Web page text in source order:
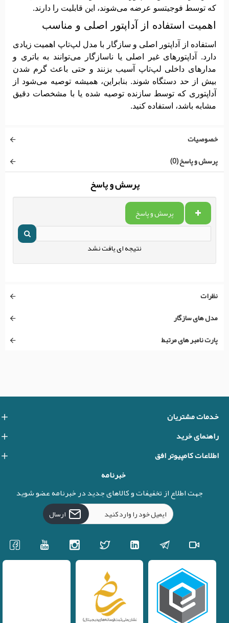
که توسط فوجیتسو عرضه می‌شوند، این قابلیت را دارند.
اهمیت استفاده از آداپتور اصلی و مناسب
استفاده از آداپتور اصلی و سازگار با مدل لپ‌تاپ اهمیت زیادی
دارد. آداپتورهای غیر اصلی یا ناسازگار می‌توانند به باتری و
مدارهای داخلی لپ‌تاپ آسیب بزنند و حتی باعث گرم شدن
بیش از حد دستگاه شوند. بنابراین، همیشه توصیه می‌شود از
آداپتوری که توسط سازنده توصیه شده یا با مشخصات دقیق
مشابه باشد، استفاده کنید.
خصوصیات
پرسش و پاسخ (0)
پرسش و پاسخ
پرسش و پاسخ
نتیجه ای یافت نشد
نظرات
مدل های سازگار
پارت نامبر های مرتبط
خدمات مشتریان
راهنمای خرید
اطلاعات کامپیوتر افق
خبرنامه
جهت اطلاع از تخفیفات و کالاهای جدید در خبرنامه عضو شوید
ارسال